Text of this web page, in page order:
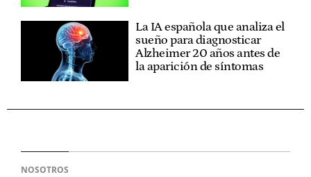
La IA española que analiza el
sueño para diagnosticar
Alzheimer 20 años antes de
la aparición de síntomas
NOSOTROS